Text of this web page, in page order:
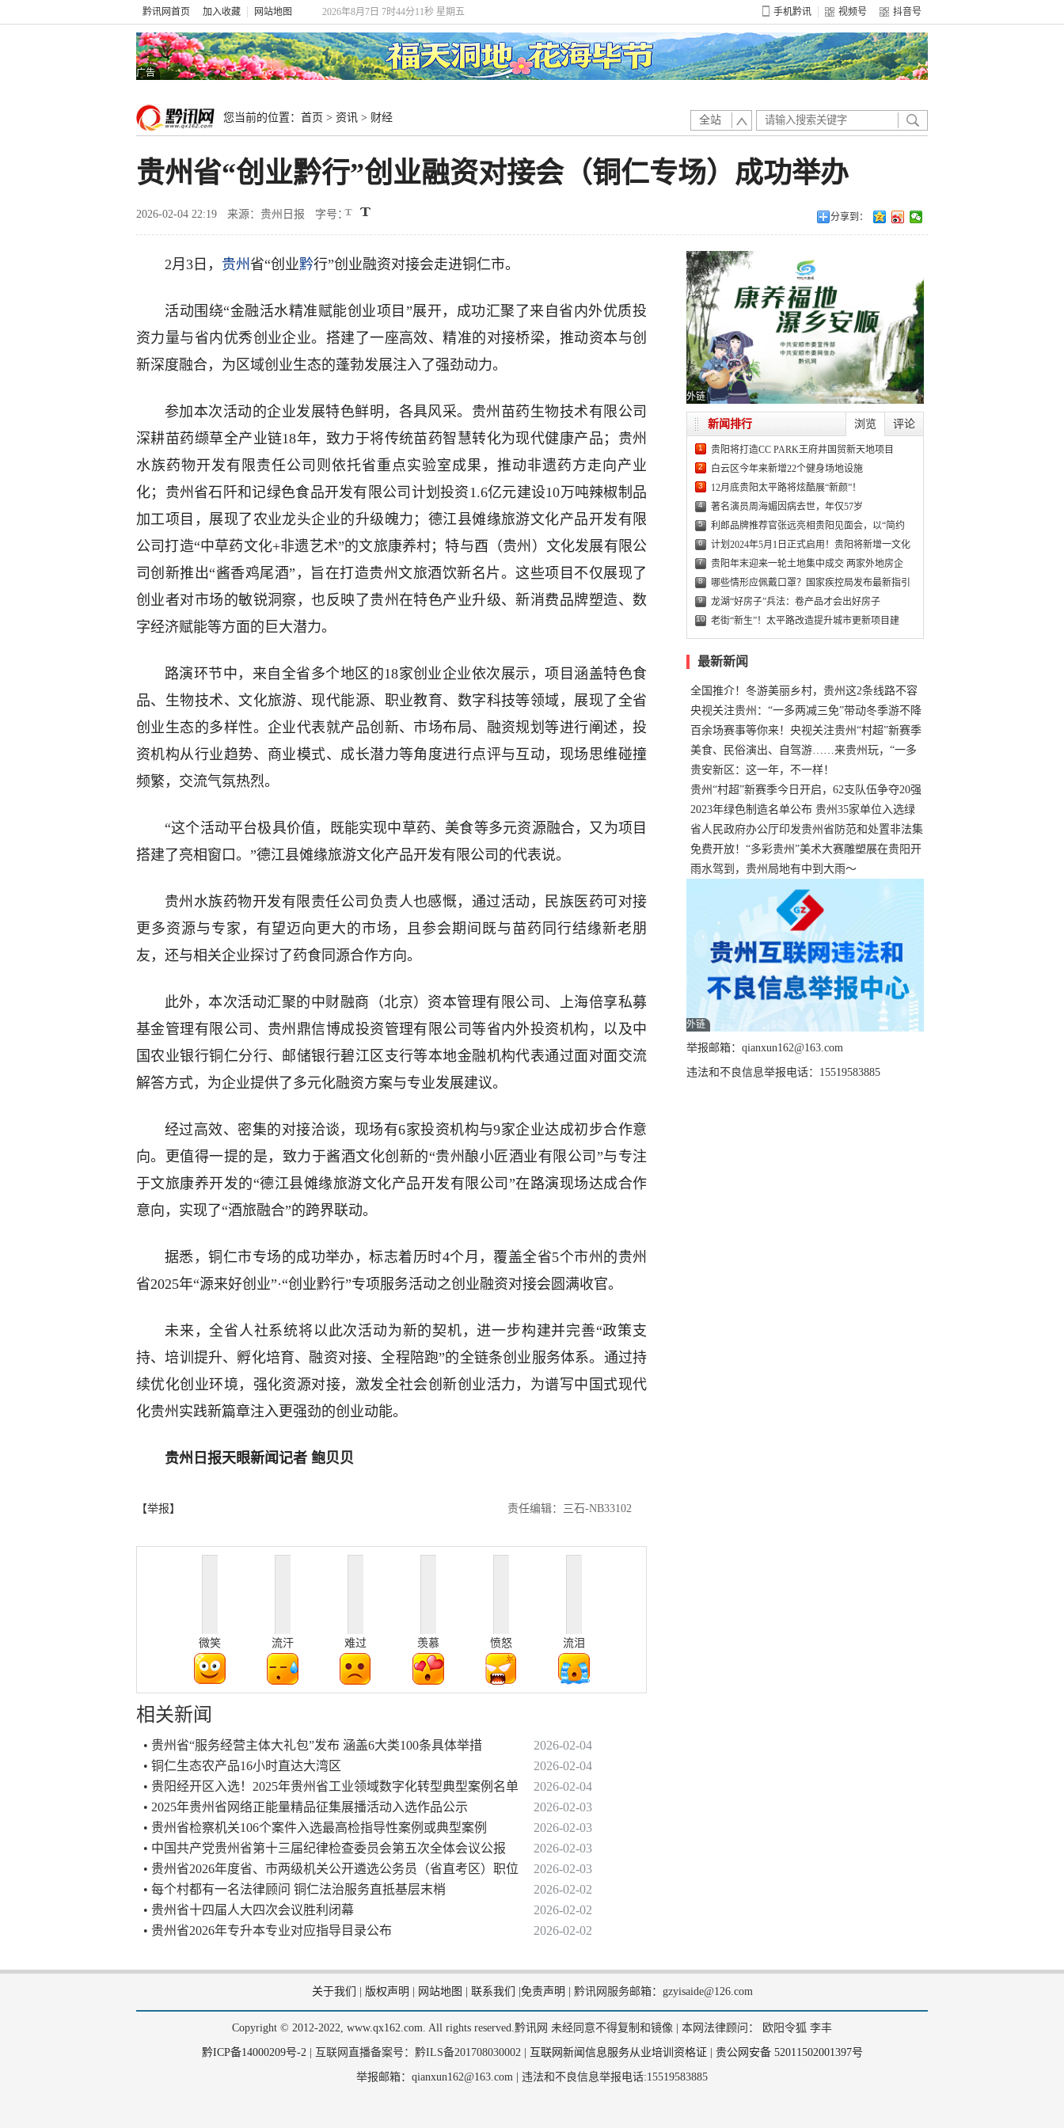
黔讯网首页 加入收藏 网站地图 2026年8月7日 7时44分12秒 星期五 手机黔讯 视频号 抖音号
广告
您当前的位置： 首页 > 资讯 > 财经 全站
贵州省“创业黔行”创业融资对接会（铜仁专场）成功举办
2026-02-04 22:19 来源：贵州日报 字号： 分享到：
2月3日， 贵州 省“创业黔行”创业融资对接会走进铜仁市。
活动围绕“金融活水精准赋能创业项目”展开，成功汇聚了来自省内外优质投
资力量与省内优秀创业企业。搭建了一座高效、精准的对接桥梁，推动资本与创
新深度融合，为区域创业生态的蓬勃发展注入了强劲动力。
参加本次活动的企业发展特色鲜明，各具风采。贵州苗药生物技术有限公司
深耕苗药缬草全产业链18年，致力于将传统苗药智慧转化为现代健康产品；贵州
水族药物开发有限责任公司则依托省重点实验室成果，推动非遗药方走向产业
化；贵州省石阡和记绿色食品开发有限公司计划投资1.6亿元建设10万吨辣椒制品
加工项目，展现了农业龙头企业的升级魄力；德江县傩缘旅游文化产品开发有限
公司打造“中草药文化+非遗艺术”的文旅康养村；特与酉（贵州）文化发展有限公
司创新推出“酱香鸡尾酒”，旨在打造贵州文旅酒饮新名片。这些项目不仅展现了
创业者对市场的敏锐洞察，也反映了贵州在特色产业升级、新消费品牌塑造、数
字经济赋能等方面的巨大潜力。
路演环节中，来自全省多个地区的18家创业企业依次展示，项目涵盖特色食
品、生物技术、文化旅游、现代能源、职业教育、数字科技等领域，展现了全省
创业生态的多样性。企业代表就产品创新、市场布局、融资规划等进行阐述，投
资机构从行业趋势、商业模式、成长潜力等角度进行点评与互动，现场思维碰撞
频繁，交流气氛热烈。
“这个活动平台极具价值，既能实现中草药、美食等多元资源融合，又为项目
搭建了亮相窗口。”德江县傩缘旅游文化产品开发有限公司的代表说。
贵州水族药物开发有限责任公司负责人也感慨，通过活动，民族医药可对接
更多资源与专家，有望迈向更大的市场，且参会期间既与苗药同行结缘新老朋
友，还与相关企业探讨了药食同源合作方向。
此外，本次活动汇聚的中财融商（北京）资本管理有限公司、上海倍享私募
基金管理有限公司、贵州鼎信博成投资管理有限公司等省内外投资机构，以及中
国农业银行铜仁分行、邮储银行碧江区支行等本地金融机构代表通过面对面交流
解答方式，为企业提供了多元化融资方案与专业发展建议。
经过高效、密集的对接洽谈，现场有6家投资机构与9家企业达成初步合作意
向。更值得一提的是，致力于酱酒文化创新的“贵州酿小匠酒业有限公司”与专注
于文旅康养开发的“德江县傩缘旅游文化产品开发有限公司”在路演现场达成合作
意向，实现了“酒旅融合”的跨界联动。
据悉，铜仁市专场的成功举办，标志着历时4个月，覆盖全省5个市州的贵州
省2025年“源来好创业”·“创业黔行”专项服务活动之创业融资对接会圆满收官。
未来，全省人社系统将以此次活动为新的契机，进一步构建并完善“政策支
持、培训提升、孵化培育、融资对接、全程陪跑”的全链条创业服务体系。通过持
续优化创业环境，强化资源对接，激发全社会创新创业活力，为谱写中国式现代
化贵州实践新篇章注入更强劲的创业动能。
贵州日报天眼新闻记者 鲍贝贝
【举报】 责任编辑：三石-NB33102
微笑 流汗 难过 羡慕 愤怒 流泪
相关新闻
• 贵州省“服务经营主体大礼包”发布 涵盖6大类100条具体举措
2026-02-04
• 铜仁生态农产品16小时直达大湾区
2026-02-04
• 贵阳经开区入选！2025年贵州省工业领域数字化转型典型案例名单
2026-02-04
• 2025年贵州省网络正能量精品征集展播活动入选作品公示
2026-02-03
• 贵州省检察机关106个案件入选最高检指导性案例或典型案例
2026-02-03
• 中国共产党贵州省第十三届纪律检查委员会第五次全体会议公报
2026-02-03
• 贵州省2026年度省、市两级机关公开遴选公务员（省直考区）职位
2026-02-03
• 每个村都有一名法律顾问 铜仁法治服务直抵基层末梢
2026-02-02
• 贵州省十四届人大四次会议胜利闭幕
2026-02-02
• 贵州省2026年专升本专业对应指导目录公布
2026-02-02
外链
浏览 评论
新闻排行
1 贵阳将打造CC PARK王府井国贸新天地项目
2 白云区今年来新增22个健身场地设施
3 12月底贵阳太平路将炫酷展“新颜”！
4 著名演员周海媚因病去世，年仅57岁
5 利郎品牌推荐官张远亮相贵阳见面会，以“简约
6 计划2024年5月1日正式启用！贵阳将新增一文化
7 贵阳年末迎来一轮土地集中成交 两家外地房企
8 哪些情形应佩戴口罩？国家疾控局发布最新指引
9 龙湖“好房子”兵法：卷产品才会出好房子
10 老街“新生”！太平路改造提升城市更新项目建
最新新闻
全国推介！冬游美丽乡村，贵州这2条线路不容
错过
央视关注贵州：“一多两减三免”带动冬季游不降
温
百余场赛事等你来！央视关注贵州“村超”新赛季
正式“打响”
美食、民俗演出、自驾游……来贵州玩，“一多
两减三免”！
贵安新区：这一年，不一样！
贵州“村超”新赛季今日开启，62支队伍争夺20强
名额
2023年绿色制造名单公布 贵州35家单位入选绿
色工厂
省人民政府办公厅印发贵州省防范和处置非法集
资工作实施细则
免费开放！“多彩贵州”美术大赛雕塑展在贵阳开
展，持续至1月19日
雨水驾到，贵州局地有中到大雨～
外链
举报邮箱：qianxun162@163.com
违法和不良信息举报电话：15519583885
关于我们 版权声明 网站地图 联系我们 免责声明 黔讯网服务邮箱：gzyisaide@126.com
Copyright © 2012-2022, www.qx162.com. All rights reserved.黔讯网 未经同意不得复制和镜像 | 本网法律顾问： 欧阳令狐 李丰
黔ICP备14000209号-2| 互联网直播备案号：黔ILS备201708030002 | 互联网新闻信息服务从业培训资格证 贵公网安备 52011502001397号
举报邮箱：qianxun162@163.com | 违法和不良信息举报电话:15519583885